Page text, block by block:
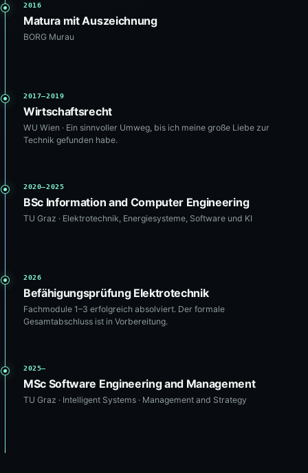
2016
Matura mit Auszeichnung
BORG Murau
2017–2019
Wirtschaftsrecht
WU Wien · Ein sinnvoller Umweg, bis ich meine große Liebe zur
Technik gefunden habe.
2020–2025
BSc Information and Computer Engineering
TU Graz · Elektrotechnik, Energiesysteme, Software und KI
2026
Befähigungsprüfung Elektrotechnik
Fachmodule 1–3 erfolgreich absolviert. Der formale
Gesamtabschluss ist in Vorbereitung.
2025–
MSc Software Engineering and Management
TU Graz · Intelligent Systems · Management and Strategy